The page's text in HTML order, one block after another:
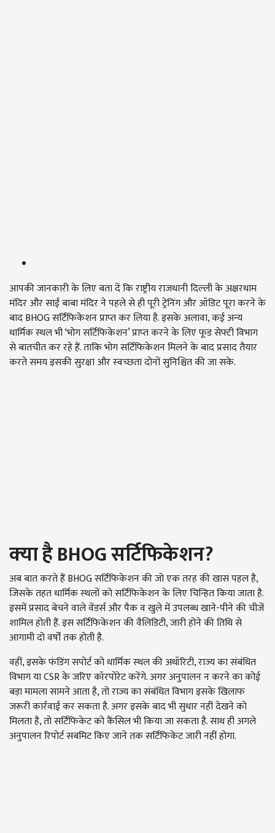
आपकी जानकारी के लिए बता दें कि राष्ट्रीय राजधानी दिल्‍ली के अक्षरधाम
मंदिर और साईं बाबा मंदिर ने पहले से ही पूरी ट्रेनिंग और ऑडिट पूरा करने के
बाद BHOG सर्टिफिकेशन प्राप्‍त कर लिया है. इसके अलावा, कई अन्‍य
धार्मिक स्‍थल भी ‘भोग सर्टिफिकेशन’ प्राप्‍त करने के लिए फूड सेफ्टी विभाग
से बातचीत कर रहे हैं. ताकि भोग सर्टिफिकेशन मिलने के बाद प्रसाद तैयार
करते समय इसकी सुरक्षा और स्‍वच्‍छता दोनों सुनिश्चित की जा सके.
क्‍या हैBHOGसर्टिफिकेशन?
अब बात करते हैं BHOG सर्टिफिकेशन की जो एक तरह की खास पहल है,
जिसके तहत धार्मिक स्‍थलों को सर्टिफिकेशन के लिए चिन्हित किया जाता है.
इसमें प्रसाद बेचने वाले वेंडर्स और पैक व खुले में उपलब्‍ध खाने-पीने की चीजें
शामिल होती हैं. इस सर्टिफिकेशन की वैलिडिटी, जारी होने की तिथि से
आगामी दो वर्षों तक होती है.
वहीं, इसके फंडिंग सपोर्ट को धार्मिक स्‍थल की अथॉरिटी, राज्‍य का संबंधित
विभाग या CSR के जरिए कॉरपोरेट करेंगे. अगर अनुपालन न करने का कोई
बड़ा मामला सामने आता है, तो राज्‍य का संबंधित विभाग इसके खिलाफ
जरूरी कार्रवाई कर सकता है. अगर इसके बाद भी सुधार नहीं देखने को
मिलता है, तो सर्टिफिकेट को कैंसिल भी किया जा सकता है. साथ ही अगले
अनुपालन रिपोर्ट सबमिट किए जाने तक सर्टिफिकेट जारी नहीं होगा.